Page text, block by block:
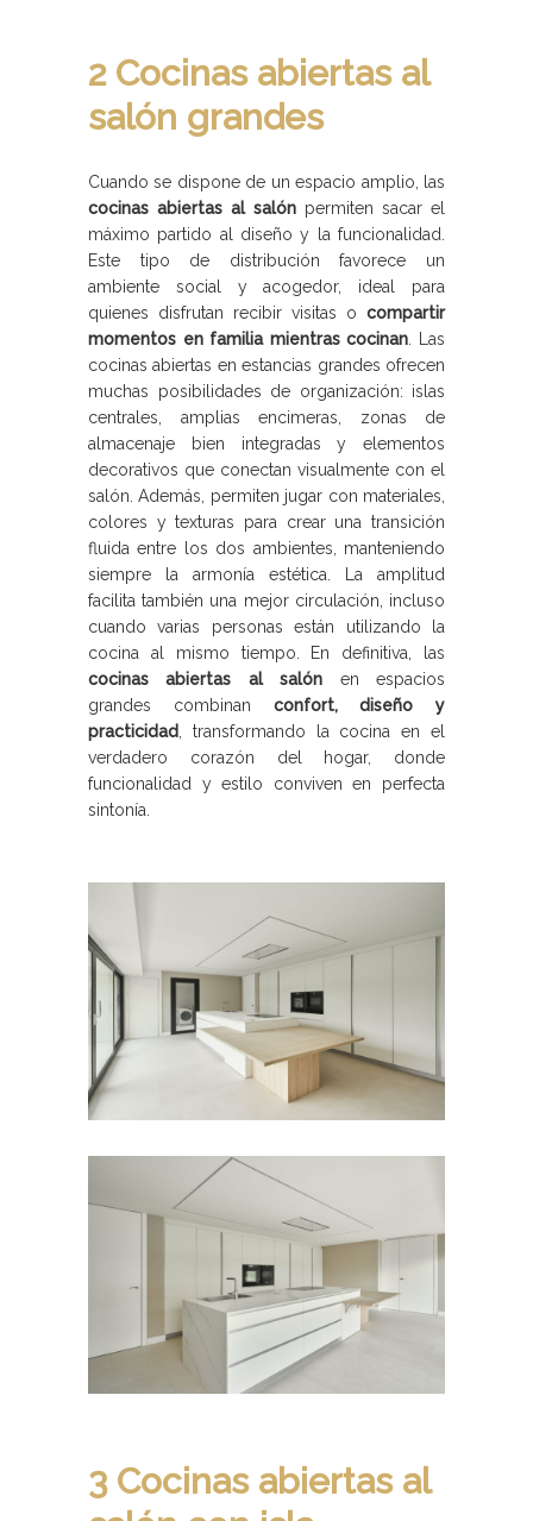
2 Cocinas abiertas al
salón grandes
Cuando se dispone de un espacio amplio, las
cocinas abiertas al salón permiten sacar el
máximo partido al diseño y la funcionalidad.
Este tipo de distribución favorece un
ambiente social y acogedor, ideal para
quienes disfrutan recibir visitas o compartir
momentos en familia mientras cocinan . Las
cocinas abiertas en estancias grandes ofrecen
muchas posibilidades de organización: islas
centrales, amplias encimeras, zonas de
almacenaje bien integradas y elementos
decorativos que conectan visualmente con el
salón. Además, permiten jugar con materiales,
colores y texturas para crear una transición
fluida entre los dos ambientes, manteniendo
siempre la armonía estética. La amplitud
facilita también una mejor circulación, incluso
cuando varias personas están utilizando la
cocina al mismo tiempo. En definitiva, las
cocinas abiertas al salón en espacios
grandes combinan confort, diseño y
practicidad
, transformando la cocina en el
verdadero corazón del hogar, donde
funcionalidad y estilo conviven en perfecta
sintonía.
3 Cocinas abiertas al